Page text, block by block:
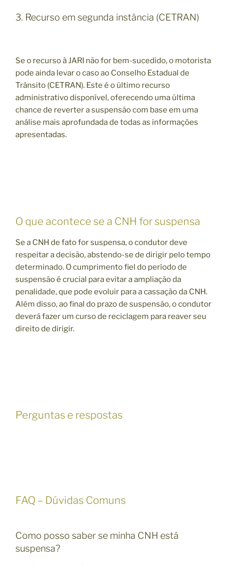
3. Recurso em segunda instância (CETRAN)
Se o recurso à JARI não for bem-sucedido, o motorista
pode ainda levar o caso ao Conselho Estadual de
Trânsito (CETRAN). Este é o último recurso
administrativo disponível, oferecendo uma última
chance de reverter a suspensão com base em uma
análise mais aprofundada de todas as informações
apresentadas.
O que acontece se a CNH for suspensa
Se a CNH de fato for suspensa, o condutor deve
respeitar a decisão, abstendo-se de dirigir pelo tempo
determinado. O cumprimento fiel do período de
suspensão é crucial para evitar a ampliação da
penalidade, que pode evoluir para a cassação da CNH.
Além disso, ao final do prazo de suspensão, o condutor
deverá fazer um curso de reciclagem para reaver seu
direito de dirigir.
Perguntas e respostas
FAQ – Dúvidas Comuns
Como posso saber se minha CNH está
suspensa?